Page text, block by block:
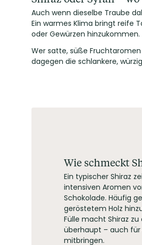
Auch wenn dieselbe Traube
Ein warmes Klima bringt reife
oder Gewürzen hinzukommen.
Wer satte, süße
dagegen die schlankere,
Wie schmeckt
Ein typischer Shiraz
intensiven Aromen
Schokolade. Häufig
geröstetem Holz
Fülle macht Shiraz
überhaupt – auch
mitbringen.